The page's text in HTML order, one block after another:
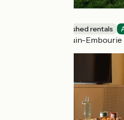
Lodgings and furnished rentals
Paizay-Naudouin-Embourie